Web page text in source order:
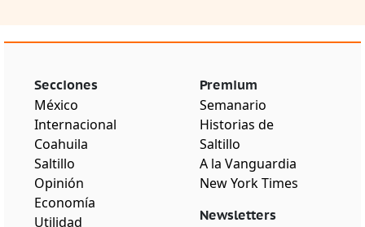
Secciones
México
Internacional
Coahuila
Saltillo
Opinión
Economía
Utilidad
Premium
Semanario
Historias de
Saltillo
A la Vanguardia
New York Times
Newsletters